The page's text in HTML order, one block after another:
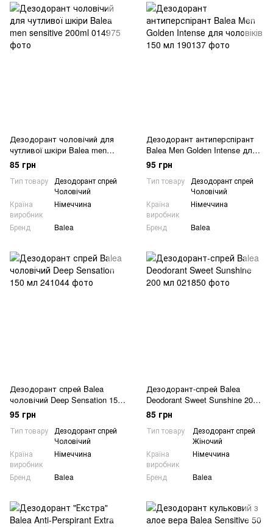
Дезодорант чоловічий для
чутливої шкіри Balea men
sensitive 200ml
85 грн
Тип товару
Дезодорант спрей
Чоловічий
Країна
виробник
Німеччина
Бренд Balea
Дезодорант антиперспірант
Balea Men Golden Intense для
чоловіків 150 мл
95 грн
Тип товару
Дезодорант спрей
Чоловічий
Країна
виробник
Німеччина
Бренд Balea
Дезодорант спрей Balea
чоловічий Deep Sensation 150
мл
95 грн
Тип товару
Дезодорант спрей
Чоловічий
Країна
виробник
Німеччина
Бренд Balea
Дезодорант-спрей Balea
Deodorant Sweet Sunshine 200
мл
85 грн
Тип товару
Дезодорант спрей
Жіночий
Країна
виробник
Німеччина
Бренд Balea